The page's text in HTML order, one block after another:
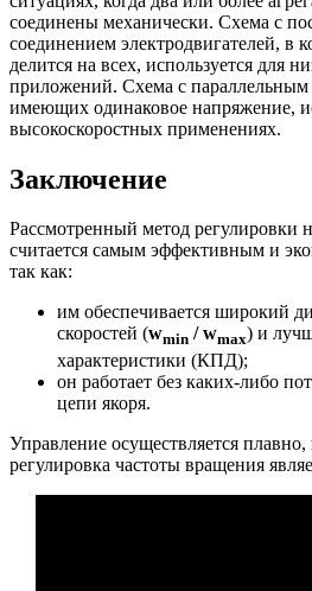
соединены механически. Схема с
соединением электродвигателей, в
делится на всех, используется для
приложений. Схема с
имеющих одинаковое напряжение,
высокоскоростных применениях.
Заключение
Рассмотренный метод регулировки
считается самым эффективным и
так как:
им обеспечивается широкий
скоростей (wmin / wmax) и
характеристики (КПД);
он работает без каких-либо
цепи якоря.
Управление осуществляется
регулировка частоты вращения